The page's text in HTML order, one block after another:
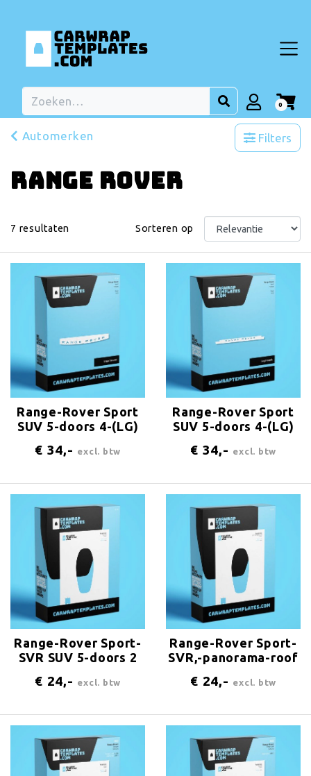
0
Automerken Filters
Range Rover
7 resultaten Sorteren op
Range-Rover Sport
SUV 5-doors 4-(LG)
€ 34,- excl. btw
Range-Rover Sport
SUV 5-doors 4-(LG)
€ 34,- excl. btw
Range-Rover Sport-
SVR SUV 5-doors 2
center-rear
€ 24,- excl. btw
Range-Rover Sport-
SVR,-panorama-roof
Antenna-center-rear
€ 24,- excl. btw